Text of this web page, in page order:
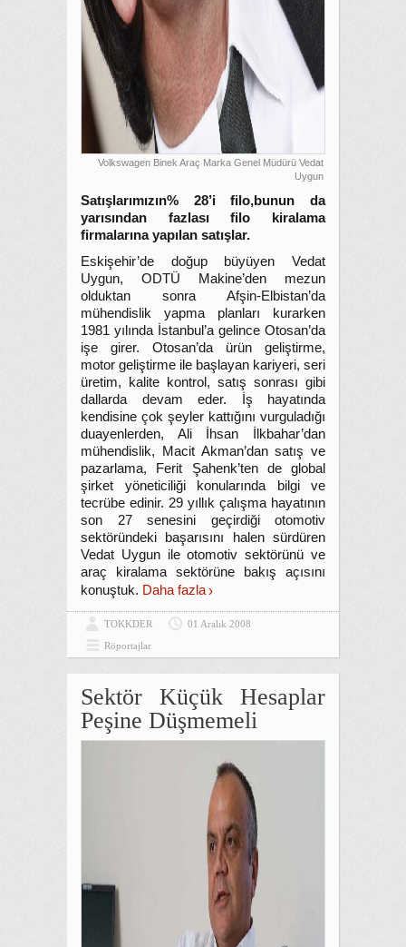
Volkswagen Binek Araç Marka Genel Müdürü Vedat
Uygun
Satışlarımızın% 28’i filo,bunun da
yarısından fazlası filo kiralama
firmalarına yapılan satışlar.
Eskişehir’de doğup büyüyen Vedat
Uygun, ODTÜ Makine’den mezun
olduktan sonra Afşin-Elbistan’da
mühendislik yapma planları kurarken
1981 yılında İstanbul’a gelince Otosan’da
işe girer. Otosan’da ürün geliştirme,
motor geliştirme ile başlayan kariyeri, seri
üretim, kalite kontrol, satış sonrası gibi
dallarda devam eder. İş hayatında
kendisine çok şeyler kattığını vurguladığı
duayenlerden, Ali İhsan İlkbahar’dan
mühendislik, Macit Akman’dan satış ve
pazarlama, Ferit Şahenk’ten de global
şirket yöneticiliği konularında bilgi ve
tecrübe edinir. 29 yıllık çalışma hayatının
son 27 senesini geçirdiği otomotiv
sektöründeki başarısını halen sürdüren
Vedat Uygun ile otomotiv sektörünü ve
araç kiralama sektörüne bakış açısını
konuştuk. Daha fazla
TOKKDER
01 Aralık 2008
Röportajlar
Sektör Küçük Hesaplar
Peşine Düşmemeli